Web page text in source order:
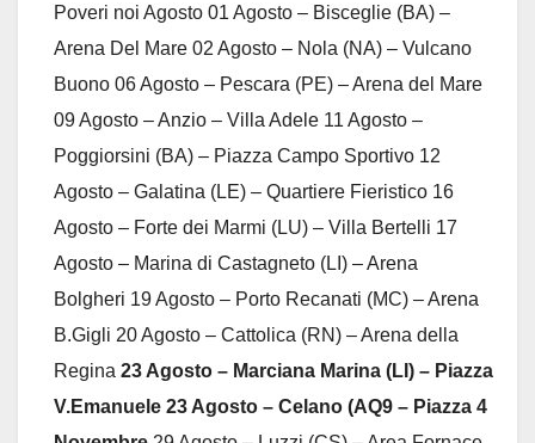
Poveri noi Agosto 01 Agosto – Bisceglie (BA) –
Arena Del Mare 02 Agosto – Nola (NA) – Vulcano
Buono 06 Agosto – Pescara (PE) – Arena del Mare
09 Agosto – Anzio – Villa Adele 11 Agosto –
Poggiorsini (BA) – Piazza Campo Sportivo 12
Agosto – Galatina (LE) – Quartiere Fieristico 16
Agosto – Forte dei Marmi (LU) – Villa Bertelli 17
Agosto – Marina di Castagneto (LI) – Arena
Bolgheri 19 Agosto – Porto Recanati (MC) – Arena
B.Gigli 20 Agosto – Cattolica (RN) – Arena della
Regina 23 Agosto – Marciana Marina (LI) – Piazza
V.Emanuele 23 Agosto – Celano (AQ9 – Piazza 4